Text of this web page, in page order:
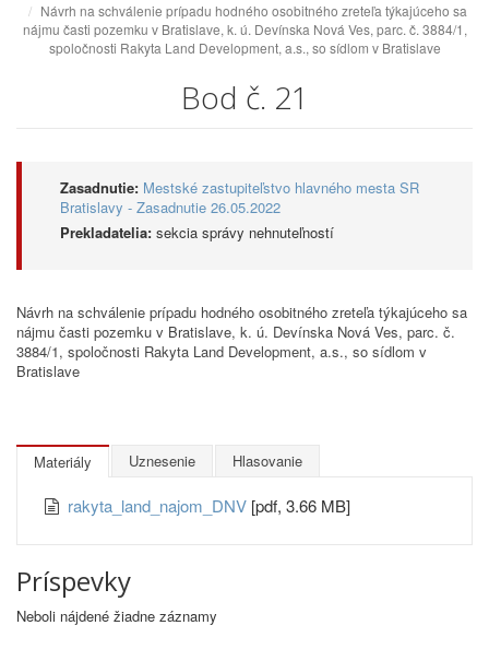
Návrh na schválenie prípadu hodného osobitného zreteľa týkajúceho sa
nájmu časti pozemku v Bratislave, k. ú. Devínska Nová Ves, parc. č. 3884/1,
spoločnosti Rakyta Land Development, a.s., so sídlom v Bratislave
Bod č. 21
Zasadnutie: Mestské zastupiteľstvo hlavného mesta SR
Bratislavy - Zasadnutie 26.05.2022
Prekladatelia: sekcia správy nehnuteľností
Návrh na schválenie prípadu hodného osobitného zreteľa týkajúceho sa
nájmu časti pozemku v Bratislave, k. ú. Devínska Nová Ves, parc. č.
3884/1, spoločnosti Rakyta Land Development, a.s., so sídlom v
Bratislave
Materiály Uznesenie Hlasovanie
rakyta_land_najom_DNV [pdf, 3.66 MB]
Príspevky
Neboli nájdené žiadne záznamy